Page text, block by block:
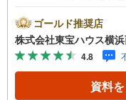
など室内設備も
キャンペーン対
yPayボーナス
成約キャンペー
「見学予約を
ずYahoo！
ゴールド推奨店
株式会社東宝ハウス横
4.8
資料